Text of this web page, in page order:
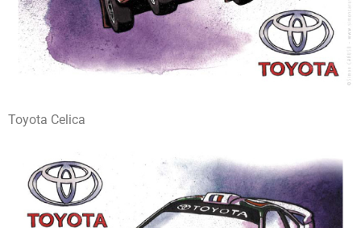
Toyota Celica